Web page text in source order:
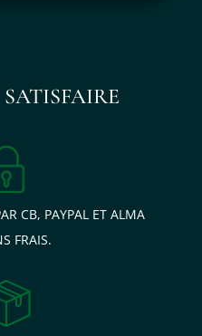
CB, PAYPAL ET ALMA
FRAIS.